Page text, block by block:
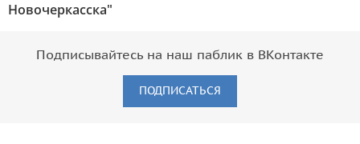
Новочеркасска"
Подписывайтесь на наш паблик в ВКонтакте
ПОДПИСАТЬСЯ